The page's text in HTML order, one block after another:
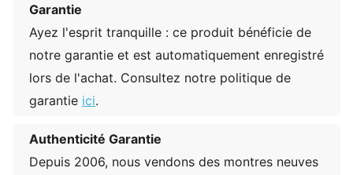
Garantie
Ayez l'esprit tranquille : ce produit bénéficie de
notre garantie et est automatiquement enregistré
lors de l'achat. Consultez notre politique de
garantie ici.
Authenticité Garantie
Depuis 2006, nous vendons des montres neuves